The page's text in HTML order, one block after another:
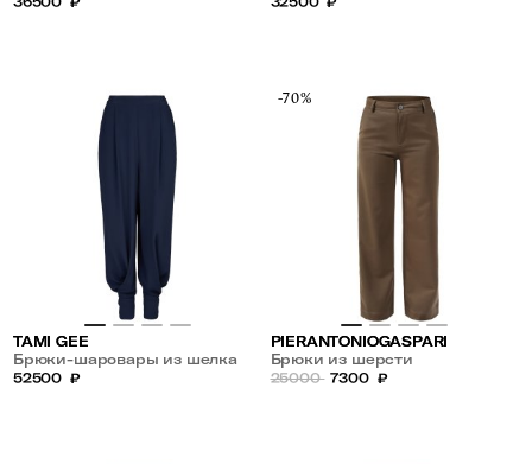
TAMI GEE
Брюки-шаровары из шелка
52500 ₽
-70%
PIERANTONIOGASPARI
Брюки из шерсти
25000 7300 ₽